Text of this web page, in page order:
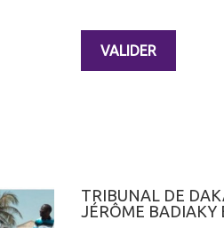
TRIBUNAL DE
JÉRÔME BADIAKY